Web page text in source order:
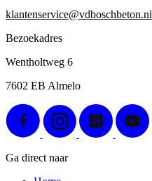
klantenservice@vdboschbeton.nl
Bezoekadres
Wentholtweg 6
7602 EB Almelo
Ga direct naar